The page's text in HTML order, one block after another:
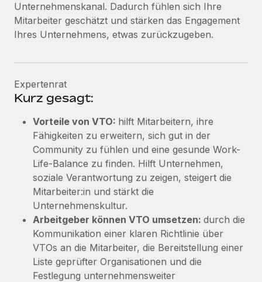
Unternehmenskanal. Dadurch fühlen sich Ihre
Mitarbeiter geschätzt und stärken das Engagement
Ihres Unternehmens, etwas zurückzugeben.
Expertenrat
Kurz gesagt:
Vorteile von VTO: hilft Mitarbeitern, ihre
Fähigkeiten zu erweitern, sich gut in der
Community zu fühlen und eine gesunde Work-
Life-Balance zu finden. Hilft Unternehmen,
soziale Verantwortung zu zeigen, steigert die
Mitarbeiter:in und stärkt die
Unternehmenskultur.
Arbeitgeber können VTO umsetzen: durch die
Kommunikation einer klaren Richtlinie über
VTOs an die Mitarbeiter, die Bereitstellung einer
Liste geprüfter Organisationen und die
Festlegung unternehmensweiter